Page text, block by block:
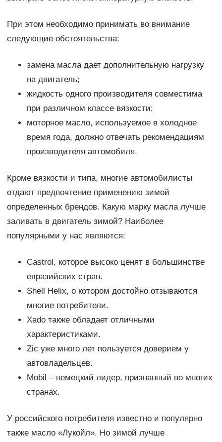
При этом необходимо принимать во внимание
следующие обстоятельства:
замена масла дает дополнительную нагрузку
на двигатель;
жидкость одного производителя совместима
при различном классе вязкости;
моторное масло, используемое в холодное
время года, должно отвечать рекомендациям
производителя автомобиля.
Кроме вязкости и типа, многие автомобилисты
отдают предпочтение применению зимой
определенных брендов. Какую марку масла лучше
заливать в двигатель зимой? Наиболее
популярными у нас являются:
Castrol, которое высоко ценят в большинстве
евразийских стран.
Shell Helix, о котором достойно отзываются
многие потребители.
Xado также обладает отличными
характеристиками.
Zic уже много лет пользуется доверием у
автовладельцев.
Mobil – немецкий лидер, признанный во многих
странах.
У российского потребителя известно и популярно
также масло «Лукойл». Но зимой лучше